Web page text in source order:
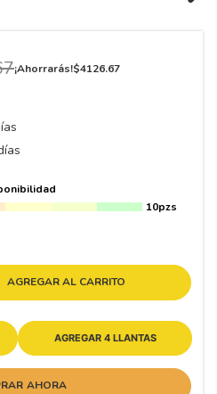
¡Ahorrarás!$4126.67
10pzs
AGREGAR AL CARRITO
AGREGAR 4 LLANTAS
AHORA